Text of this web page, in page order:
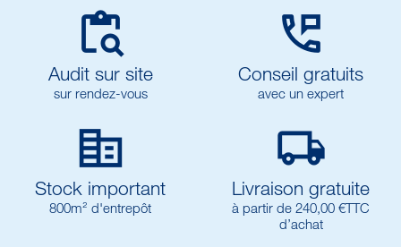

Audit sur site
sur rendez-vous

Conseil gratuits
avec un expert

Stock important
800m² d'entrepôt

Livraison gratuite
à partir de 240,00 €TTC
d’achat